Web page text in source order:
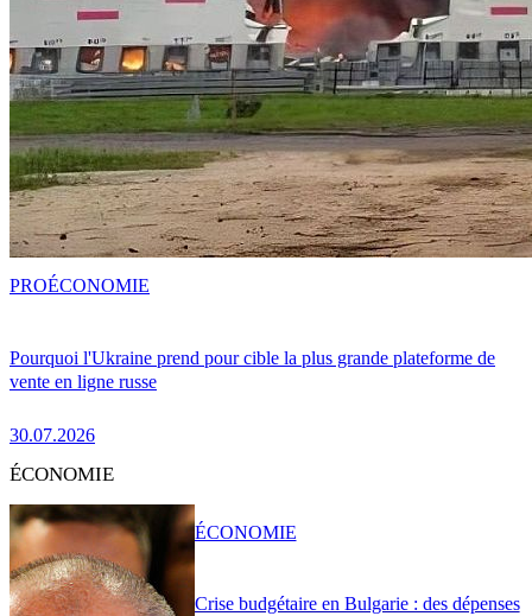
Pourquoi l'Ukraine prend pour cible la plus grande plateforme de
vente en ligne russe
30.07.2026
PROÉCONOMIE
ÉCONOMIE
Crise budgétaire en Bulgarie : des dépenses
ÉCONOMIE